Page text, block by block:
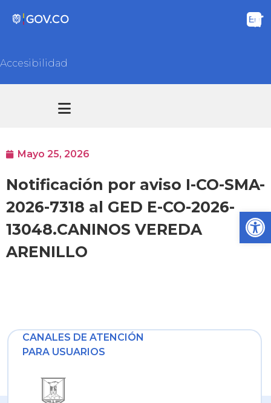
Accesibilidad
Mayo 25, 2026
Notificación por aviso I-CO-SMA-
2026-7318 al GED E-CO-2026-
13048.CANINOS VEREDA
ARENILLO
CANALES DE ATENCIÓN
PARA USUARIOS